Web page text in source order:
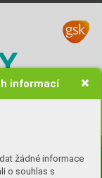
informací
žádné informace
o souhlas s